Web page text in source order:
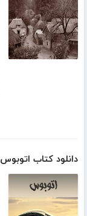
دانلود کتاب اتوبوس